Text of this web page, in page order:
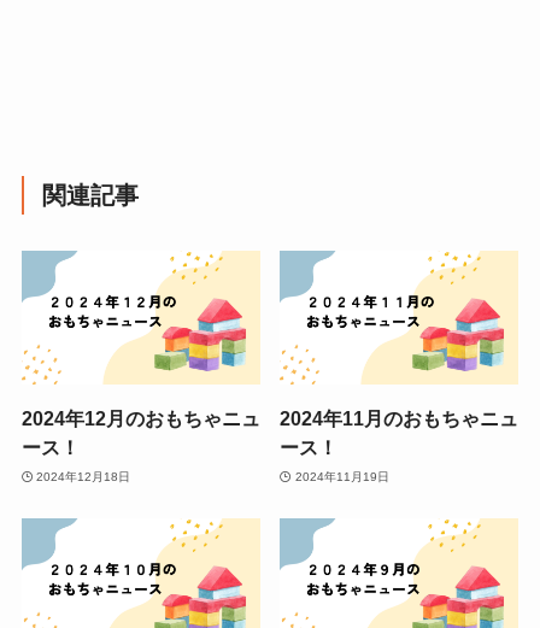
関連記事
2024年12月のおもちゃニュ
ース！
2024年12月18日
2024年11月のおもちゃニュ
ース！
2024年11月19日